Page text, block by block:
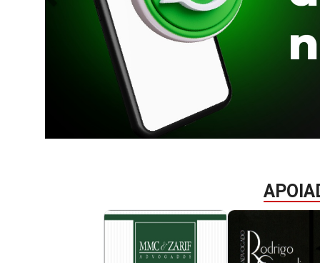
Crianças invisíveis